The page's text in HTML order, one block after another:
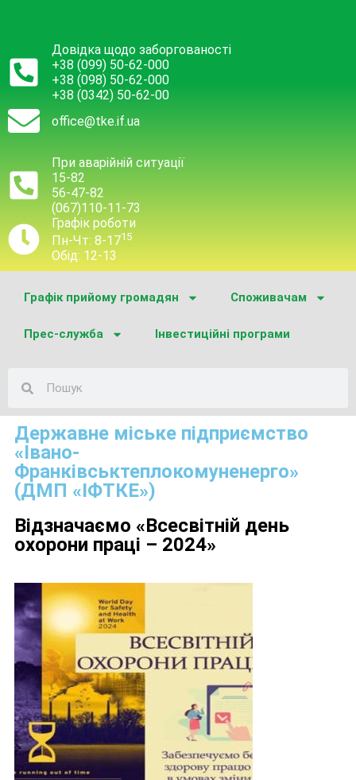
Довідка щодо заборгованості
+38 (099) 50-62-000
+38 (098) 50-62-000
+38 (0342) 50-62-00
office@tke.if.ua
При аварійній ситуації
15-82
56-47-82
(067)110-11-73
Графік роботи
Пн-Чт: 8-1715
Обід: 12-13
Графік прийому громадян Споживачам
Прес-служба Інвестиційні програми
Державне міське підприємство
«Івано-
Франківськтеплокомуненерго»
(ДМП «ІФТКЕ»)
Відзначаємо «Всесвітній день
охорони праці – 2024»